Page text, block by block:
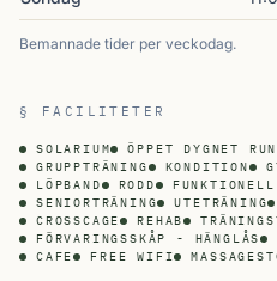
Bemannade tider per veckodag.
§ FACILITETER
SOLARIUM ÖPPET DYGNET
GRUPPTRÄNING
KONDITION
LÖPBAND
RODD
SENIORTRÄNING
UTETRÄNING
CROSSCAGE
REHAB
FÖRVARINGSSKÅP - HÄNGLÅS
CAFE
FREE WIFI